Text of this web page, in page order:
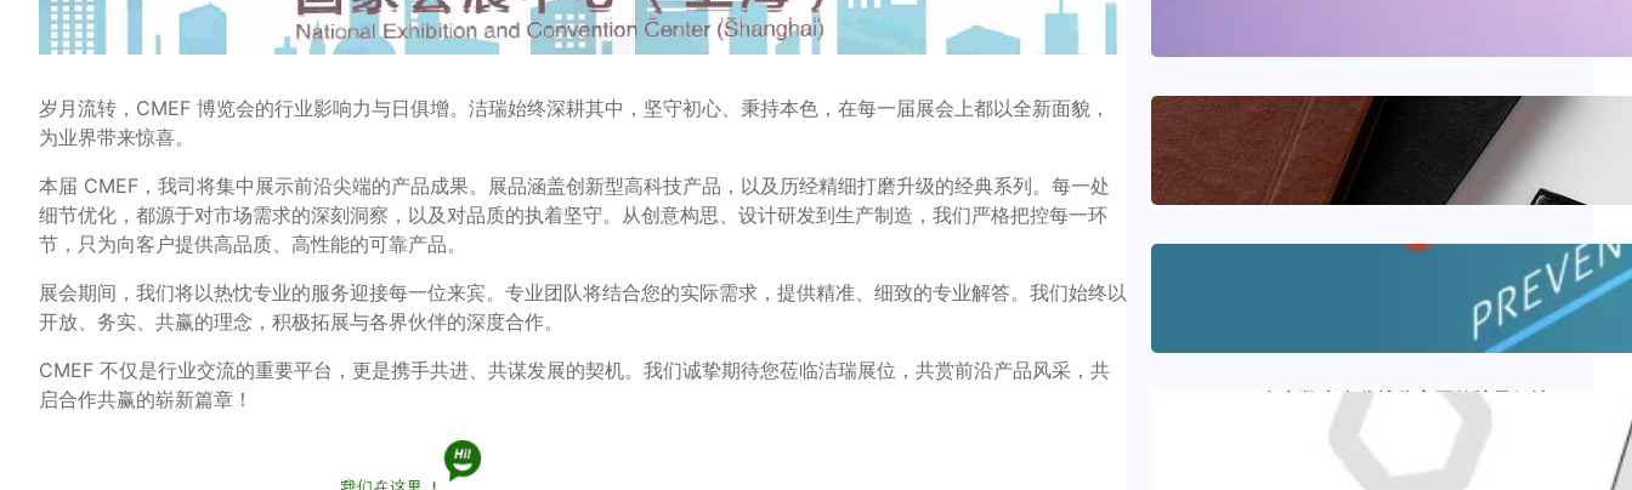
岁月流转，CMEF 博览会的行业影响力与日俱增。洁瑞始终深耕其中，坚守初心、秉持本色，在每一届展会上都以全新面貌，
为业界带来惊喜。
本届 CMEF，我司将集中展示前沿尖端的产品成果。展品涵盖创新型高科技产品，以及历经精细打磨升级的经典系列。每一处
细节优化，都源于对市场需求的深刻洞察，以及对品质的执着坚守。从创意构思、设计研发到生产制造，我们严格把控每一环
节，只为向客户提供高品质、高性能的可靠产品。
展会期间，我们将以热忱专业的服务迎接每一位来宾。专业团队将结合您的实际需求，提供精准、细致的专业解答。我们始终以
开放、务实、共赢的理念，积极拓展与各界伙伴的深度合作。
CMEF 不仅是行业交流的重要平台，更是携手共进、共谋发展的契机。我们诚挚期待您莅临洁瑞展位，共赏前沿产品风采，共
启合作共赢的崭新篇章！
医疗器械质量管理体系
2025年5月29日
多参数病人监护仪主要故障及解决
2025年4月23日 sxjerry